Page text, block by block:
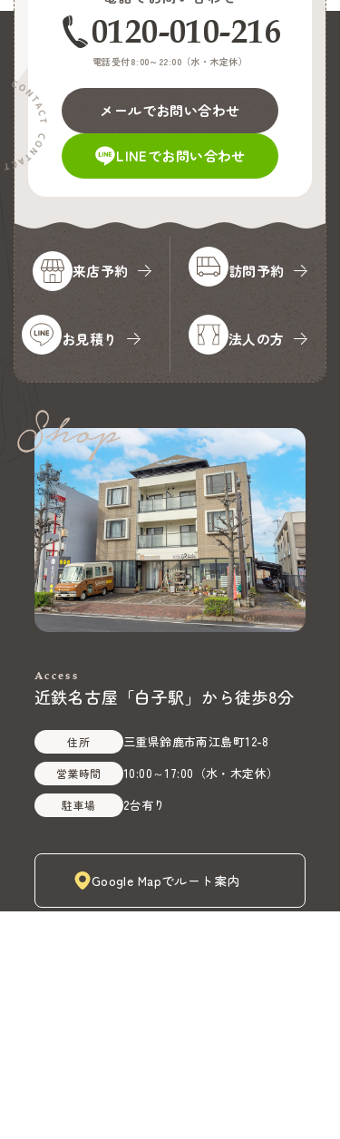
0120-010-216
電話受付8:00～22:00（水・木定休）
メールでお問い合わせ
LINEでお問い合わせ
来店予約 訪問予約
お見積り 法人の方
Access
近鉄名古屋「白子駅」から徒歩8分
住所 三重県鈴鹿市南江島町12-8
営業時間 10:00～17:00 （水・木定休）
駐車場 2台有り
Google Mapでルート案内